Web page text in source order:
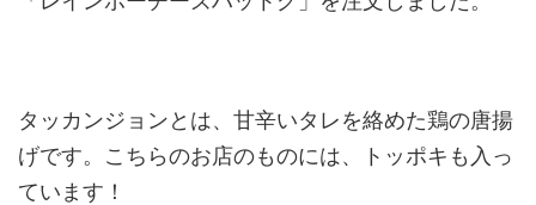
タッカンジョンとは、甘辛いタレを絡めた鶏の唐揚
げです。こちらのお店のものには、トッポキも入っ
ています！